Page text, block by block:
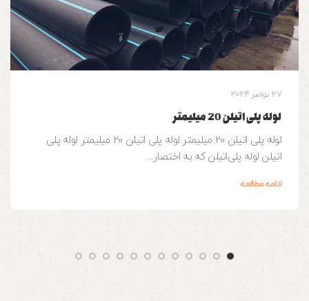
27 نوامبر 2024
لوله پلی اتیلن 20 میلیمتر
لوله پلی اتیلن 20 میلیمتر لوله پلی اتیلن 20 میلیمتر لوله پلی
اتیلن لوله‌ پلی‌اتیلن که به اختصار...
ادامه مطالعه